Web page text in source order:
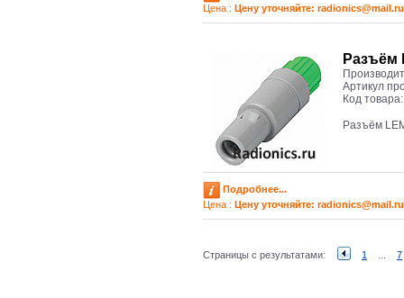
Цена : Цену уточняйте: radioniсs@mail.ru
Разъём
Артикул
Код
Разъём
Подробнее...
Цена : Цену уточняйте: radioniсs@mail.ru
Страницы с результатами: 1 7